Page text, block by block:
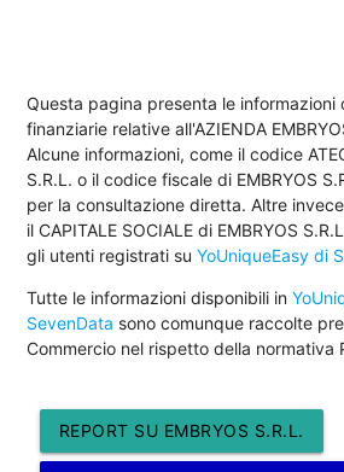
Questa pagina presenta le informazioni
finanziarie relative all'AZIENDA
Alcune informazioni, come il codice
S.R.L. o il codice fiscale di EMBRYOS
per la consultazione diretta. Altre
il CAPITALE SOCIALE di EMBRYOS
gli utenti registrati suYoUniqueEasy di
Tutte le informazioni disponibili in
SevenData sono comunque raccolte
Commercio nel rispetto della normativa
REPORT SU EMBRYOS S.R.L.